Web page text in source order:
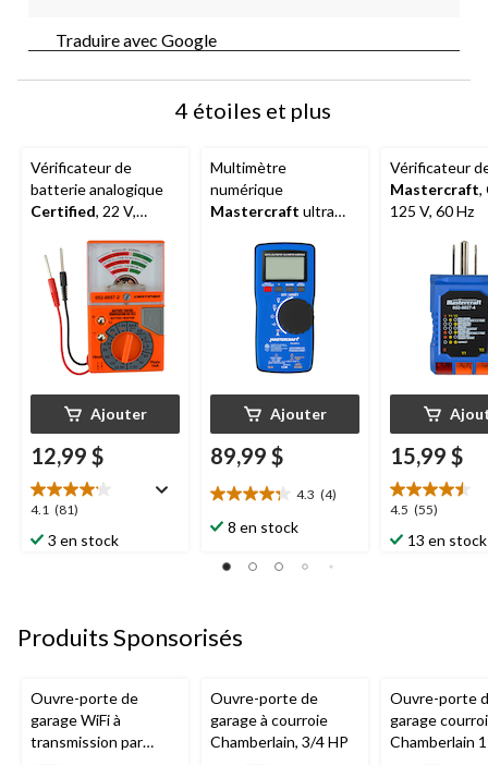
Traduire avec Google
4 étoiles et plus
Vérificateur de
batterie analogique
Certified, 22 V,
Ajouter
12,99 $
4.1 (81)
4.1
étoile(s)
sur
3 en stock
Multimètre
numérique
Mastercraft ultra
Ajouter
89,99 $
4.3 (4)
4.3
étoile(s)
5.
8 en stock
Vérificateur
Mastercraft,
125 V, 60 Hz
15,99 $
4.5 (55)
4.5
étoile(s)
sur
13 en stock
Produits Sponsorisés
Ouvre-porte de
garage WiFi à
transmission par
Ouvre-porte de
garage à courroie
Chamberlain, 3/4 HP
Ouvre-porte
garage
Chamberlain